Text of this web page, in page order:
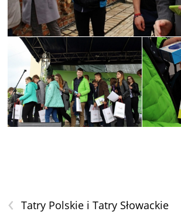
‹ Tatry Polskie i Tatry Słowackie